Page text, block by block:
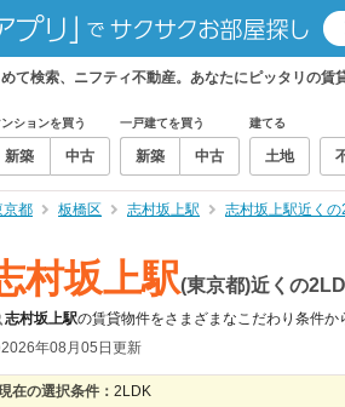
て検索、ニフティ不動産。あなたにピッタリの賃
ションを買う
新築 中古
一戸建てを買う
新築 中古
建てる
土地
京都 板橋区 志村坂上駅 志村坂上駅近く
村坂上駅(東京都)近くの
志村坂上駅の賃貸物件をさまざまなこだわり条件か
2026年08月05日更新
在の選択条件： 2LDK